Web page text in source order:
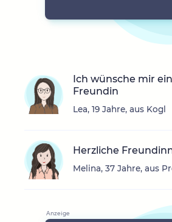
Ich wünsche mir
Freundin
Lea, 19 Jahre, aus Kogl
Herzliche
Melina, 37 Jahre, aus